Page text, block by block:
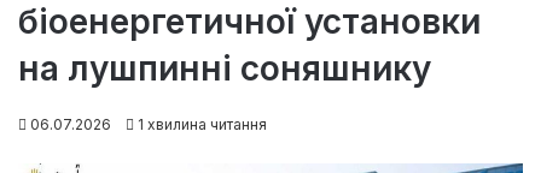
біоенергетичної установки
на лушпинні соняшнику
06.07.2026 1 хвилина читання